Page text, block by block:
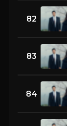
82
83
84